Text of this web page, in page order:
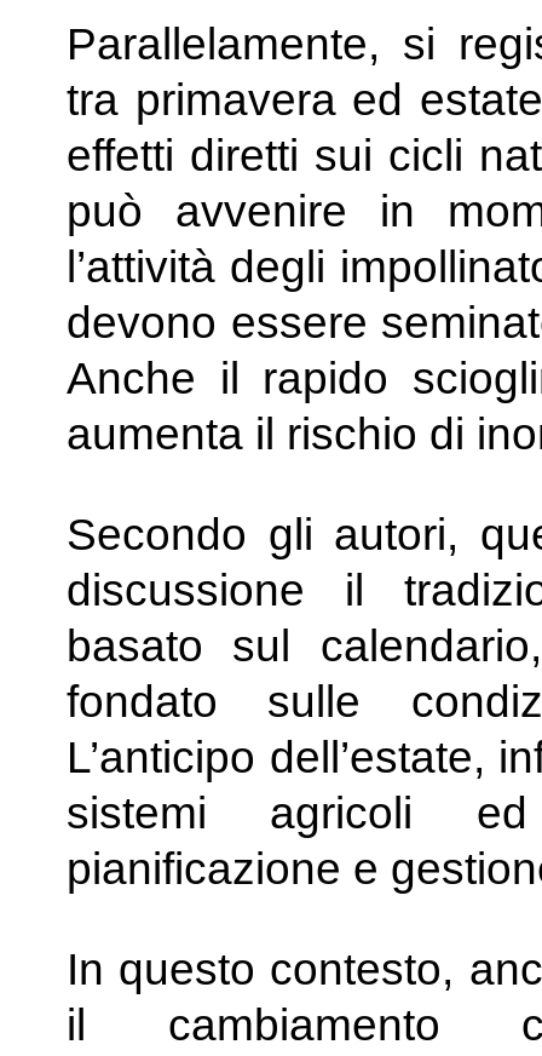
Parallelamente, si
tra primavera ed
effetti diretti sui cicli
può avvenire in
l’attività degli
devono essere
Anche il rapido
aumenta il rischio di
Secondo gli autori,
discussione il
basato sul
fondato sulle
L’anticipo dell’estate,
sistemi agricoli ed
pianificazione e
In questo contesto,
il cambiamento